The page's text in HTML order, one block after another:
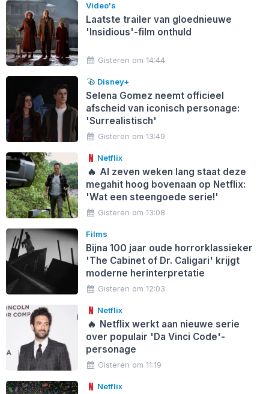
Video's
Laatste trailer van gloednieuwe
'Insidious'-film onthuld
Gisteren om 14:44
Disney+
Selena Gomez neemt officieel
afscheid van iconisch personage:
'Surrealistisch'
Gisteren om 13:49
Netflix
🔥 Al zeven weken lang staat deze
megahit hoog bovenaan op Netflix:
'Wat een steengoede serie!'
Gisteren om 13:08
Films
Bijna 100 jaar oude horrorklassieker
'The Cabinet of Dr. Caligari' krijgt
moderne herinterpretatie
Gisteren om 12:03
Netflix
🔥 Netflix werkt aan nieuwe serie
over populair 'Da Vinci Code'-
personage
Gisteren om 11:19
Netflix